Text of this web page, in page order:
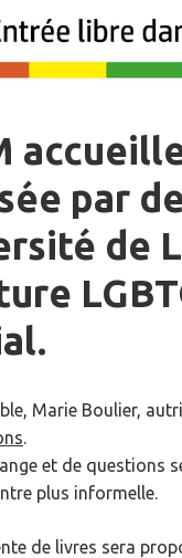
par
de
Marie Boulier,
.
et de questions
plus informelle.
de livres sera